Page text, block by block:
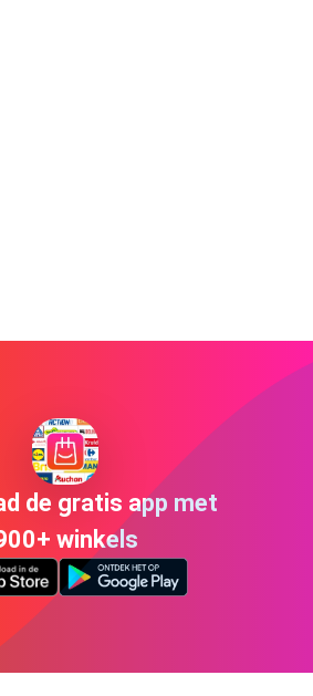
de gratis app met
winkels